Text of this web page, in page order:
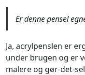
Er denne pensel
Ja, acrylpenslen er
under brugen og er
malere og gør-det-